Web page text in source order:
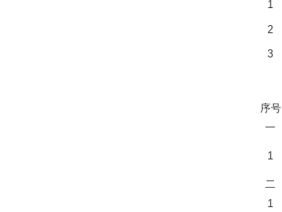
1
2
3
序号
一
1
二
1